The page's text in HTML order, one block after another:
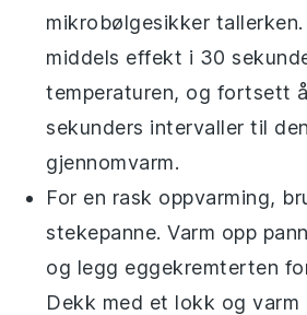
mikrobølgesikker tallerken.
middels effekt i 30
temperaturen, og fortsett
sekunders intervaller til
gjennomvarm.
For en rask oppvarming,
stekepanne. Varm opp
og legg eggekremterten
Dekk med et lokk og varm